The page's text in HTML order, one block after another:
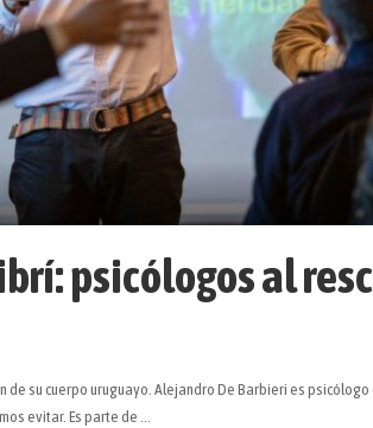
psicólogos al
su cuerpo uruguayo. Alejandro De Barbieri es
evitar. Es parte de ...